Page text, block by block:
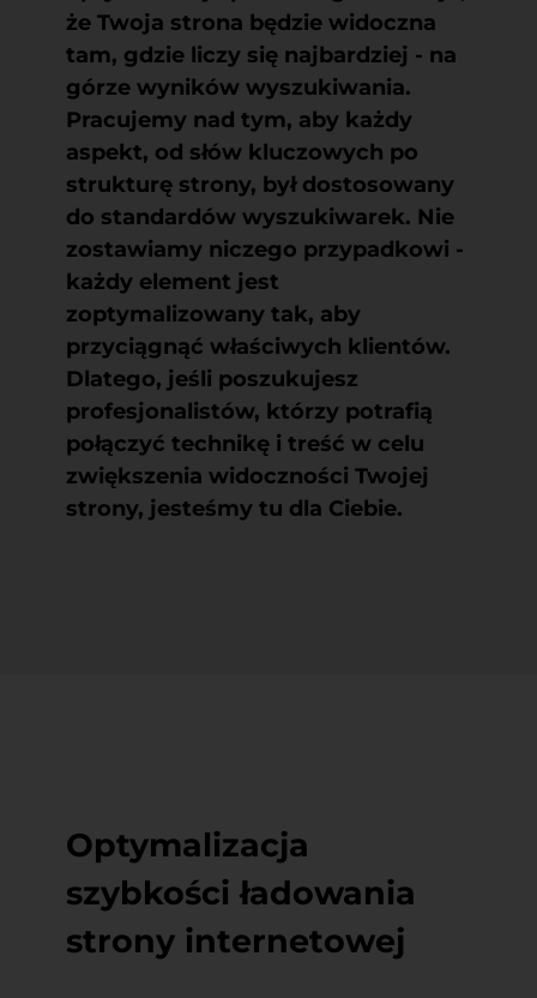
że Twoja strona będzie widoczna
tam, gdzie liczy się najbardziej - na
górze wyników wyszukiwania.
Pracujemy nad tym, aby każdy
aspekt, od słów kluczowych po
strukturę strony, był dostosowany
do standardów wyszukiwarek. Nie
zostawiamy niczego przypadkowi -
każdy element jest
zoptymalizowany tak, aby
przyciągnąć właściwych klientów.
Dlatego, jeśli poszukujesz
profesjonalistów, którzy potrafią
połączyć technikę i treść w celu
zwiększenia widoczności Twojej
strony, jesteśmy tu dla Ciebie.
Optymalizacja
szybkości ładowania
strony internetowej